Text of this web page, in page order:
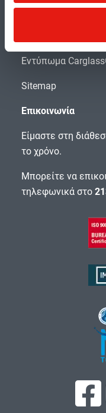
Προσβασιμότητα
Εντύπωμα
Sitemap
Επικοινωνία
Είμαστε στη
το χρόνο.
Μπορείτε να
τηλεφωνικά στο